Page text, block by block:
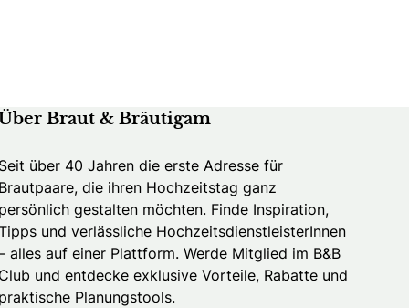
Braut & Bräutigam
über 40 Jahren die erste Adresse für
die ihren Hochzeitstag ganz
gestalten möchten. Finde Inspiration,
und verlässliche HochzeitsdienstleisterInnen
alles auf einer Plattform. Werde Mitglied im B&B
und entdecke exklusive Vorteile, Rabatte und
Planungstools.